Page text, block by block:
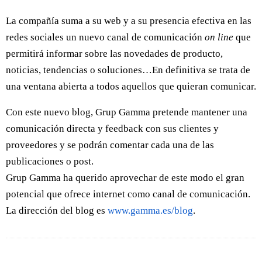
La compañía suma a su web y a su presencia efectiva en las
redes sociales un nuevo canal de comunicación on line que
permitirá informar sobre las novedades de producto,
noticias, tendencias o soluciones…En definitiva se trata de
una ventana abierta a todos aquellos que quieran comunicar.
Con este nuevo blog, Grup Gamma pretende mantener una
comunicación directa y feedback con sus clientes y
proveedores y se podrán comentar cada una de las
publicaciones o post.
Grup Gamma ha querido aprovechar de este modo el gran
potencial que ofrece internet como canal de comunicación.
La dirección del blog es www.gamma.es/blog.